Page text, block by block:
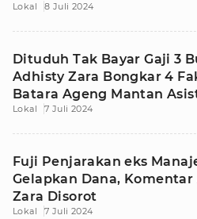
Lokal 8 Juli 2024
Dituduh Tak Bayar Gaji 3
Adhisty Zara Bongkar 4
Batara Ageng Mantan
Lokal 7 Juli 2024
Fuji Penjarakan eks
Gelapkan Dana,
Zara Disorot
Lokal 7 Juli 2024